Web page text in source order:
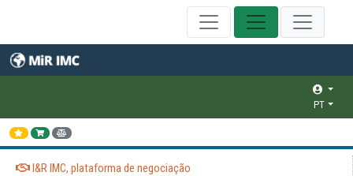
PT
I&R IMC, plataforma de negociação